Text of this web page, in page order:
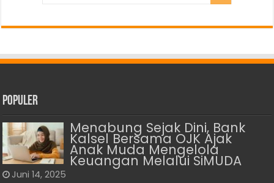
Populer
Menabung Sejak Dini, Bank
Kalsel Bersama OJK Ajak
Anak Muda Mengelola
Keuangan Melalui SiMUDA
Juni 14, 2025